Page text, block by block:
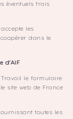
éventuels frais
les
dans le
d’AIF
Travail le formulaire
site web de France
toutes les